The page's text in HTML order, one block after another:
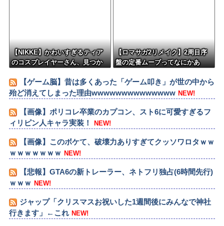
【NIKKE】かわいすぎるティア
のコスプレイヤーさん、見つか
【ロマサガ2リメイク】2周目序
盤の定番ムーブってなにかあ
【ゲーム脳】昔は多くあった「ゲーム叩き」が世の中から
殆ど消えてしまった理由wwwwwwwwwwwwww NEW!
【画像】ポリコレ卒業のカプコン、スト6に可愛すぎるフ
ィリピン人キャラ実装！
NEW!
【画像】このボケて、破壊力ありすぎてクッソワロタｗｗ
ｗｗｗｗｗｗｗ NEW!
【悲報】GTA6の新トレーラー、ネトフリ独占(6時間先行)
ｗｗｗ NEW!
ジャップ「クリスマスお祝いした1週間後にみんなで神社
行きます」←これ NEW!